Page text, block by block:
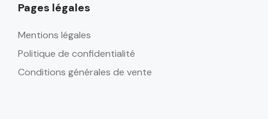
Pages légales
Mentions légales
Politique de confidentialité
Conditions générales de vente